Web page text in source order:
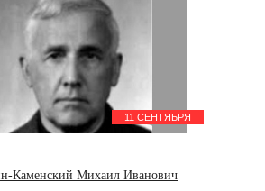
11 СЕНТЯБРЯ
Каменский Михаил Иванович